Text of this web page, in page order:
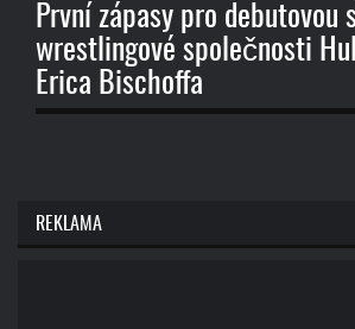
První zápasy pro debutovou
wrestlingové společnosti
Erica Bischoffa
REKLAMA